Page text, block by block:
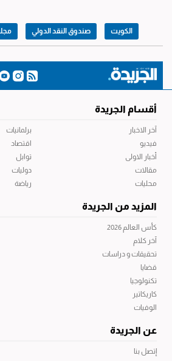
الكويت صندوق النقد الدولي
أقسام الجريدة
آخر الاخبار
فيديو
أخبار الاولى
مقالات
محليات
برلمانيات
اقتصاد
توابل
دوليات
رياضة
المزيد من الجريدة
كأس العالم 2026
آخر كلام
تحقيقات و دراسات
قضايا
تكنولوجيا
كاريكاتير
الوفيات
عن الجريدة
إتصل بنا